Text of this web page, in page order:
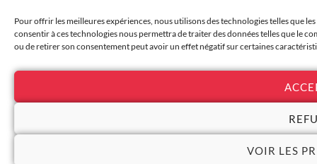
Pour offrir les meilleures expériences, nous utilisons des technologies telles que
consentir à ces technologies nous permettra de traiter des données telles que le
ou de retirer son consentement peut avoir un effet négatif sur certaines
VOIR LES